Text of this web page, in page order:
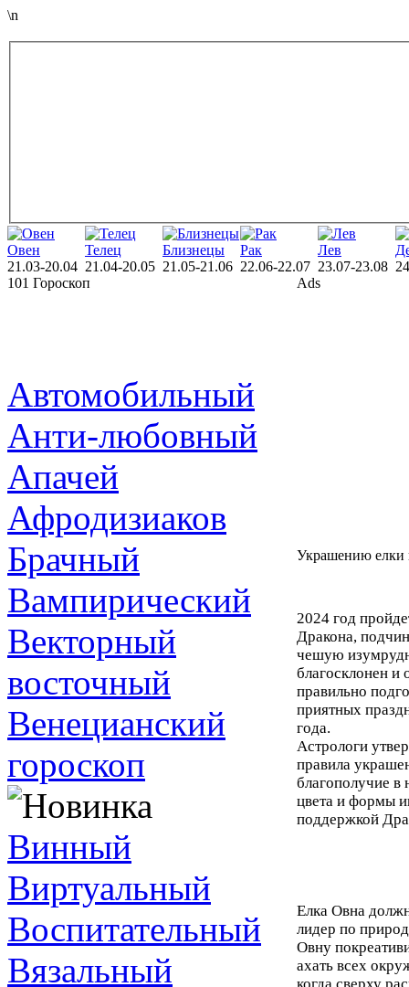
\n
Овен
21.03-20.04
Телец
21.04-20.05
Близнецы
21.05-21.06
Рак
22.06-22.07
Лев
23.07-23.08
101 Гороскоп
Автомобильный
Анти-любовный
Апачей
Афродизиаков
Брачный
Вампирический
Векторный
восточный
Венецианский
гороскоп
Винный
Виртуальный
Воспитательный
Вязальный
Ads
Украшению елки
2024 год
Дракона,
чешую
благосклонен и
правильно
приятных
года.
Астрологи
правила
благополучие в
цвета и формы
поддержкой
Елка Овна
лидер по
Овну
ахать всех